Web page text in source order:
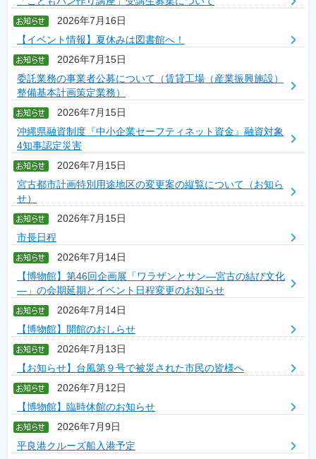
2026年7月16日
【イベント情報】夏休みは図書館へ！
2026年7月15日
委託業務の事業者公募について（賃貸工場（産業振興施設）
整備基本計画策定業務）
2026年7月15日
沖縄県融資制度『中小企業セーフティネット資金』融資対象
4知事認定災害
2026年7月15日
宮古都市計画特別用途地区の変更案の縦覧について（お知ら
せ）
2026年7月15日
市長日程
2026年7月14日
【博物館】第46回企画展「ワラザンとサン―宮古の結び文化
―」の会期延期とイベント日程変更のお知らせ
2026年7月14日
【博物館】開館のおしらせ
2026年7月13日
【お知らせ】台風第９号で被災された市民の皆様へ
2026年7月12日
【博物館】臨時休館のお知らせ
2026年7月9日
平良港クルーズ船入港予定